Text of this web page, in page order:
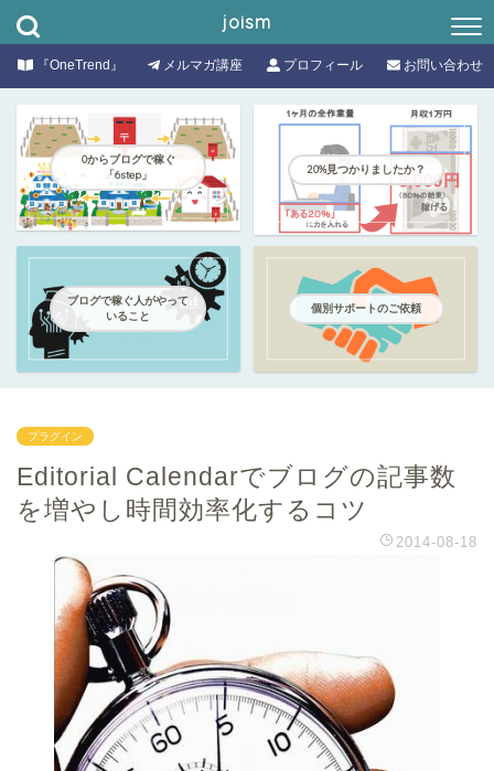
joism
『OneTrend』 メルマガ講座 プロフィール お問い合わせ
0からブログで稼ぐ
「6step」
20%見つかりましたか？
ブログで稼ぐ人がやって
いること
個別サポートのご依頼
プラグイン
Editorial Calendarでブログの記事数
を増やし時間効率化するコツ
2014-08-18